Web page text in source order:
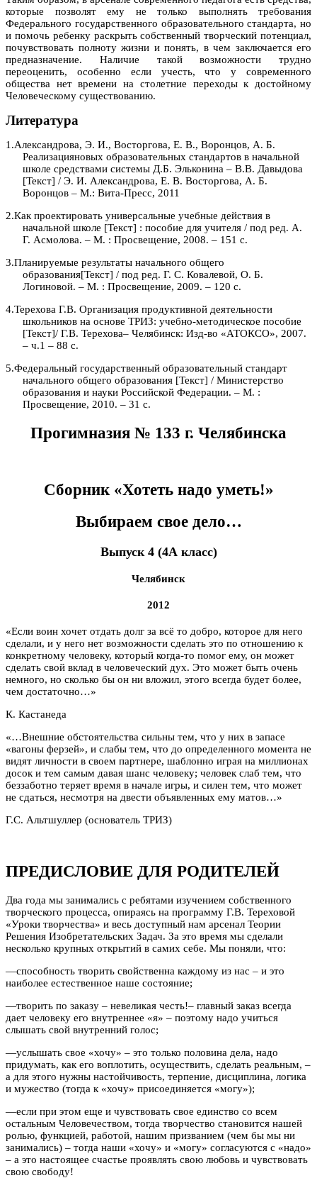
которые позволят ему не только выполнять требования
Федерального государственного образовательного стандарта, но
и помочь ребенку раскрыть собственный творческий потенциал,
почувствовать полноту жизни и понять, в чем заключается его
предназначение. Наличие такой возможности трудно
переоценить, особенно если учесть, что у современного
общества нет времени на столетние переходы к достойному
Человеческому существованию.
Литература
1.Александрова, Э. И., Восторгова, Е. В., Воронцов, А. Б.
Реализацияновых образовательных стандартов в начальной
школе средствами системы Д.Б. Эльконина – В.В. Давыдова
[Текст] / Э. И. Александрова, Е. В. Восторгова, А. Б.
Воронцов – М.: Вита-Пресс, 2011
2.Как проектировать универсальные учебные действия в
начальной школе [Текст] : пособие для учителя / под ред. А.
Г. Асмолова. – М. : Просвещение, 2008. – 151 с.
3.Планируемые результаты начального общего
образования[Текст] / под ред. Г. С. Ковалевой, О. Б.
Логиновой. – М. : Просвещение, 2009. – 120 с.
4.Терехова Г.В. Организация продуктивной деятельности
школьников на основе ТРИЗ: учебно-методическое пособие
[Текст]/ Г.В. Терехова– Челябинск: Изд-во «АТОКСО», 2007.
– ч.1 – 88 с.
5.Федеральный государственный образовательный стандарт
начального общего образования [Текст] / Министерство
образования и науки Российской Федерации. – М. :
Просвещение, 2010. – 31 с.
Прогимназия № 133 г. Челябинска
Сборник «Хотеть надо уметь!»
Выбираем свое дело…
Выпуск 4 (4А класс)
Челябинск
2012
«Если воин хочет отдать долг за всё то добро, которое для него
сделали, и у него нет возможности сделать это по отношению к
конкретному человеку, который когда-то помог ему, он может
сделать свой вклад в человеческий дух. Это может быть очень
немного, но сколько бы он ни вложил, этого всегда будет более,
чем достаточно…»
К. Кастанеда
«…Внешние обстоятельства сильны тем, что у них в запасе
«вагоны ферзей», и слабы тем, что до определенного момента не
видят личности в своем партнере, шаблонно играя на миллионах
досок и тем самым давая шанс человеку; человек слаб тем, что
беззаботно теряет время в начале игры, и силен тем, что может
не сдаться, несмотря на двести объявленных ему матов…»
Г.С. Альтшуллер (основатель ТРИЗ)
ПРЕДИСЛОВИЕ ДЛЯ РОДИТЕЛЕЙ
Два года мы занимались с ребятами изучением собственного
творческого процесса, опираясь на программу Г.В. Тереховой
«Уроки творчества» и весь доступный нам арсенал Теории
Решения Изобретательских Задач. За это время мы сделали
несколько крупных открытий в самих себе. Мы поняли, что:
—способность творить свойственна каждому из нас – и это
наиболее естественное наше состояние;
—творить по заказу – невеликая честь!– главный заказ всегда
дает человеку его внутреннее «я» – поэтому надо учиться
слышать свой внутренний голос;
—услышать свое «хочу» – это только половина дела, надо
придумать, как его воплотить, осуществить, сделать реальным, –
а для этого нужны настойчивость, терпение, дисциплина, логика
и мужество (тогда к «хочу» присоединяется «могу»);
—если при этом еще и чувствовать свое единство со всем
остальным Человечеством, тогда творчество становится нашей
ролью, функцией, работой, нашим призванием (чем бы мы ни
занимались) – тогда наши «хочу» и «могу» согласуются с «надо»
– а это настоящее счастье проявлять свою любовь и чувствовать
свою свободу!